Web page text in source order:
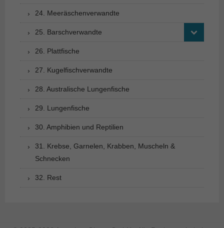
24. Meeräschenverwandte
25. Barschverwandte
26. Plattfische
27. Kugelfischverwandte
28. Australische Lungenfische
29. Lungenfische
30. Amphibien und Reptilien
31. Krebse, Garnelen, Krabben, Muscheln &
Schnecken
32. Rest